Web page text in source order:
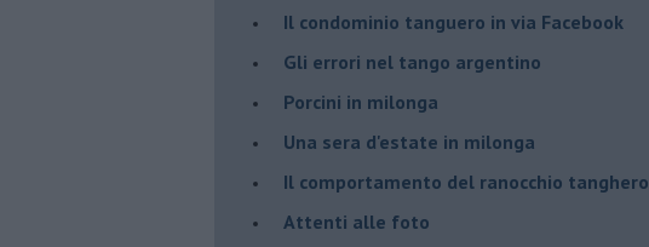
Il condominio tanguero in via Facebook
Gli errori nel tango argentino
Porcini in milonga
Una sera d'estate in milonga
Il comportamento del ranocchio tanghero
Attenti alle foto